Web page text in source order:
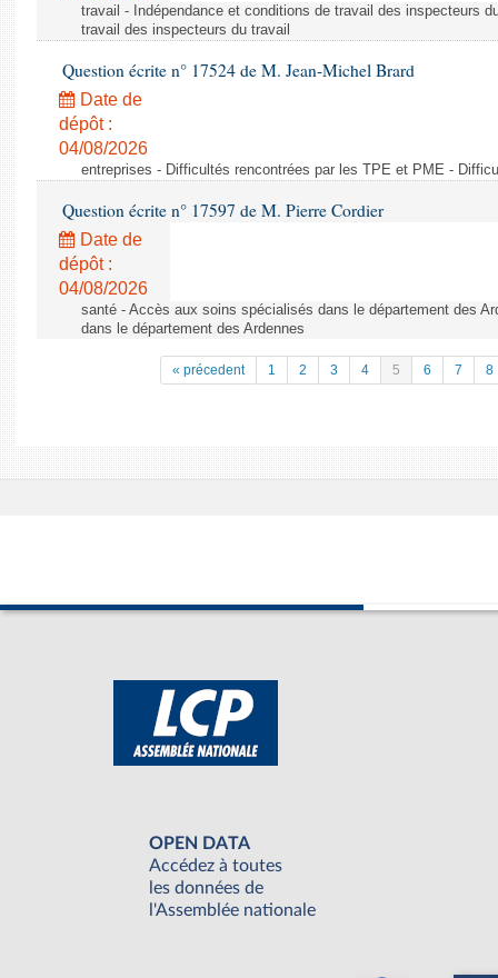
travail - Indépendance et conditions de travail des inspecteurs
travail des inspecteurs du travail
Question écrite n° 17524 de M. Jean-Michel Brard
Date de
dépôt :
04/08/2026
entreprises - Difficultés rencontrées par les TPE et PME -
Question écrite n° 17597 de M. Pierre Cordier
Date de
dépôt :
04/08/2026
santé - Accès aux soins spécialisés dans le département des
dans le département des Ardennes
« précedent 1 2 3 4 5 6 7 8
OPEN DATA
Accédez à toutes
les données de
l'Assemblée nationale